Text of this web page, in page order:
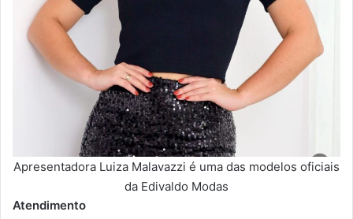
Apresentadora Luiza Malavazzi é uma das modelos oficiais
da Edivaldo Modas
Atendimento